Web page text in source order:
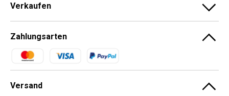
Verkaufen
Zahlungsarten
Zahlungsmethoden
Versand